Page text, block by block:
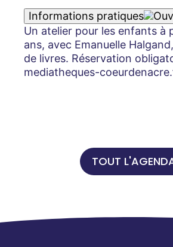
Informations pratiques
Un atelier pour les enfants à
ans, avec Emanuelle
de livres. Réservation
mediatheques-
TOUT